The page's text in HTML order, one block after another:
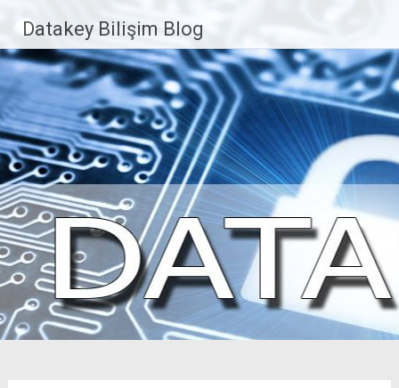
Datakey Bilişim Blog